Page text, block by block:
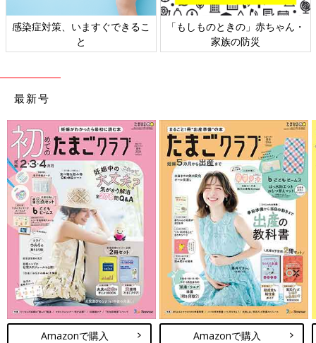
感染症対策、いますぐできるこ
と
「もしものときの」赤ちゃん・
家族の防災
最新号
Amazonで購入 Amazonで購入